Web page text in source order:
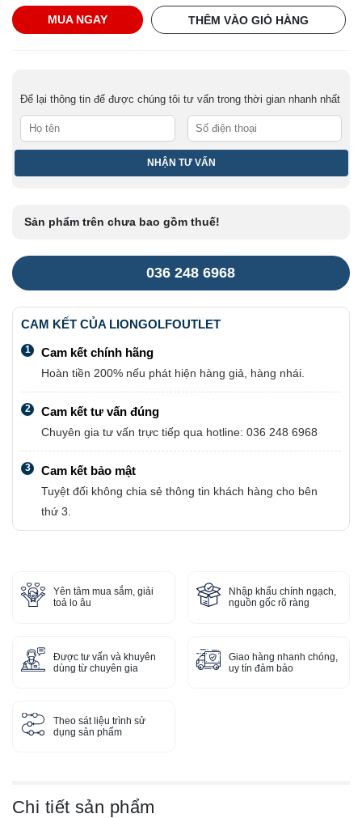
Driver
Tour
AD
210D
-
RH
số
lượng
THÊM VÀO GIỎ HÀNG
MUA NGAY
Để lại thông tin để được chúng tôi tư vấn trong thời gian nhanh nhất
Sản phẩm trên chưa bao gồm thuế!
036 248 6968
CAM KẾT CỦA LIONGOLFOUTLET
1 Cam kết chính hãng
Hoàn tiền 200% nếu phát hiện hàng giả, hàng nhái.
2 Cam kết tư vấn đúng
Chuyên gia tư vấn trực tiếp qua hotline: 036 248 6968
3 Cam kết bảo mật
Tuyệt đối không chia sẻ thông tin khách hàng cho bên
thứ 3.
Yên tâm mua sắm, giải
toả lo âu
Nhập khẩu chính ngạch,
nguồn gốc rõ ràng
Được tư vấn và khuyên
dùng từ chuyên gia
Giao hàng nhanh chóng,
uy tín đảm bảo
Theo sát liệu trình sử
dụng sản phẩm
Chi tiết sản phẩm